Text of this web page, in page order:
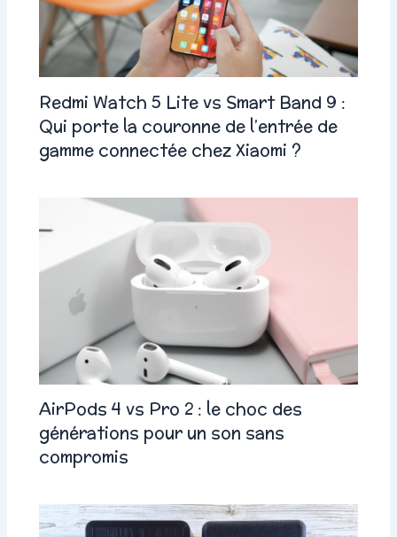
Redmi Watch 5 Lite vs Smart Band 9 :
Qui porte la couronne de l’entrée de
gamme connectée chez Xiaomi ?
AirPods 4 vs Pro 2 : le choc des
générations pour un son sans
compromis